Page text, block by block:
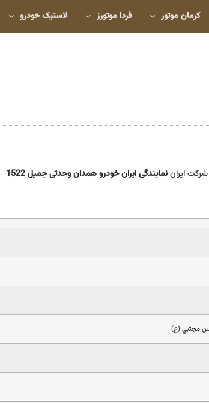
کرمان موتور فردا موتورز لاستیک خودرو
ایراننمایندگی ایران خودرو همدان وحدتی جمیل 1522
مجتبي (ع)